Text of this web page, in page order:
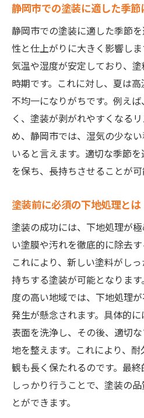
塗装前に確認すべ
地域特性を活かし
静岡市での効果的な
静岡市に適した塗
塗装面の耐久性を
塗装準備で押さ
静岡市の気候を活
塗装前の湿度管理
塗装における下地
塗装前に必要な事
静岡市での塗装に
塗装面の適切な
静岡市での塗装
塗装の際の安全対
事前に知ってお
静岡市の環境に適した
静岡市の風土に合
塗装前に考慮すべ
静岡市の環境に
塗装面の適切な準
静岡市での塗装に適した季節
静岡市での塗装に適した季節
性と仕上がりに大きく影響し
気温や湿度が安定しており、
時期です。これに対し、夏は
不均一になりがちです。例え
く、塗装が剥がれやすくなる
め、静岡市では、湿気の少な
いると言えます。適切な季節
を保ち、長持ちさせることが可
塗装前に必須の下地処理とは
塗装の成功には、下地処理が
い塗膜や汚れを徹底的に除去す
これにより、新しい塗料がし
持ちする塗装が可能となりま
度の高い地域では、下地処理
発生が懸念されます。具体的
表面を洗浄し、その後、適切
地を整えます。これにより、
観も長く保たれるのです。最
しっかり行うことで、塗装の
とができます。